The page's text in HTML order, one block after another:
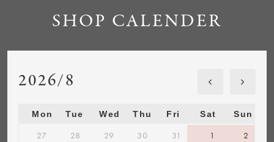
SHOP CALENDER
2026/8
Mon Tue Wed Thu Fri Sat Sun
27 28 29 30 31 1 2